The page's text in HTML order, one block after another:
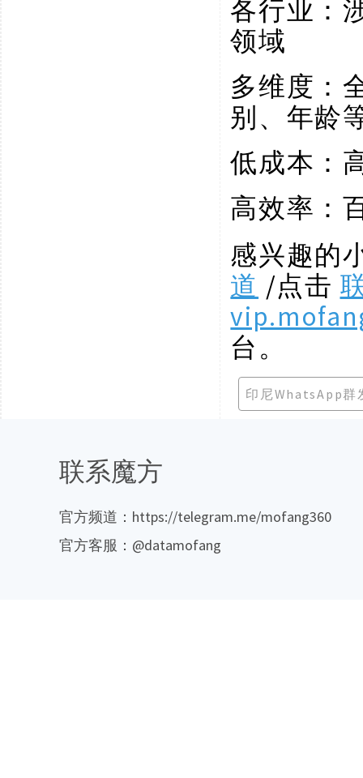
各行业：
领域
多维度：
别、年龄
低成本：
高效率：
感兴趣的
道 /点击
台。
印尼WhatsApp群
联系魔方
官方频道：https://telegram.me/mofang360
官方客服：@datamofang